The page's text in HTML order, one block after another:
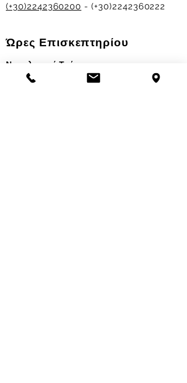
(+30)2242360200 - (+30)2242360222
Ώρες Επισκεπτηρίου
Νοσηλευτικά Τμήματα
Χειμερινό ωράριο: 11.00-13.00
17.30-19.30